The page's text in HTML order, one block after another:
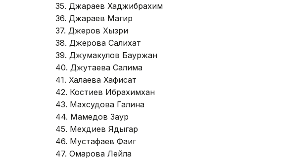
35. Джараев Хаджибрахим
36. Джараев Магир
37. Джеров Хызри
38. Джерова Салихат
39. Джумакулов Бауржан
40. Джутаева Салима
41. Халаева Хафисат
42. Костиев Ибрахимхан
43. Махсудова Галина
44. Мамедов Заур
45. Мехдиев Ядыгар
46. Мустафаев Фаиг
47. Омарова Лейла